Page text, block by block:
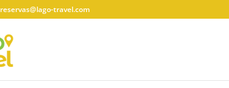
reservas@lago-travel.com